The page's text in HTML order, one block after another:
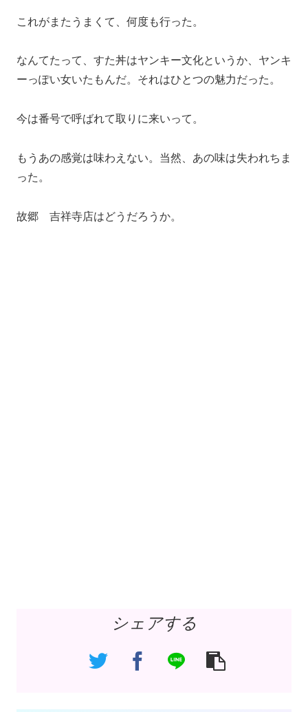
これがまたうまくて、何度も行った。
なんてたって、すた丼はヤンキー文化というか、ヤンキ
ーっぽい女いたもんだ。それはひとつの魅力だった。
今は番号で呼ばれて取りに来いって。
もうあの感覚は味わえない。当然、あの味は失われちま
った。
故郷 吉祥寺店はどうだろうか。
シェアする